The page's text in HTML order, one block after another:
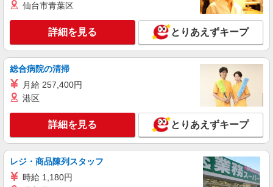
時給1,140円（残業の場合は1,425円/実働8時間
以上） ＜月収例＞週5日の場合 191,520円＝
時給1,140円×8時間×21
愛知県春日井市上田楽町野元2211
キープ 詳細を見る
アルバイト パート
ロジスティード中部株式会社
軽作業(仕分け・梱包・ピッキング）
時給1,250円 ＜月収例＞ （週5日勤務 残業
20ｈの場合） 231,250円＝ 200,000円（時給1250
円×1h×20日）+31,250（残業20ｈ）+交通費全額
支給（規定あり）
愛知県春日井市上田楽町野元2211
詳細を見る
仙台市青葉区
詳細を見る とりあえずキープ
総合病院の清掃
月給 257,400円
港区
詳細を見る とりあえずキープ
レジ・商品陳列スタッフ
時給 1,180円